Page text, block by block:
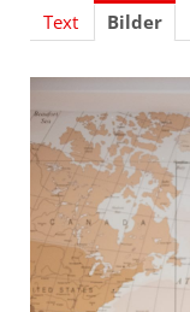
Events
Österreich
Welt
Aktionen
Jugend
Media
Text Bilder